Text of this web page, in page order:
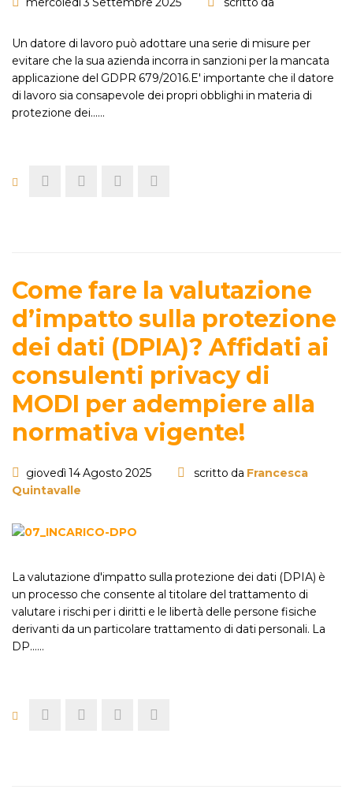
Un datore di lavoro può adottare una serie di misure per
evitare che la sua azienda incorra in sanzioni per la mancata
applicazione del GDPR 679/2016.E' importante che il datore
di lavoro sia consapevole dei propri obblighi in materia di
protezione dei...…
Come fare la valutazione
d’impatto sulla protezione
dei dati (DPIA)? Affidati ai
consulenti privacy di
MODI per adempiere alla
normativa vigente!
giovedì 14 Agosto 2025 scritto da Francesca
Quintavalle
La valutazione d'impatto sulla protezione dei dati (DPIA) è
un processo che consente al titolare del trattamento di
valutare i rischi per i diritti e le libertà delle persone fisiche
derivanti da un particolare trattamento di dati personali. La
DP...…